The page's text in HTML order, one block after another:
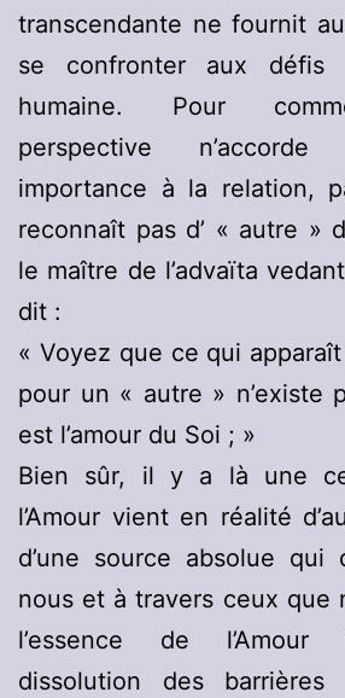
transcendante ne fournit
se confronter aux défis
humaine. Pour
perspective
importance à la relation,
reconnaît pas d’ « autre »
le maître de l’advaïta
dit :
« Voyez que ce qui apparaît
pour un « autre » n’existe
est l’amour du Soi ; »
Bien sûr, il y a là une
l’Amour vient en réalité
d’une source absolue qui
nous et à travers ceux que
l’essence de l’Amour
dissolution des barrières